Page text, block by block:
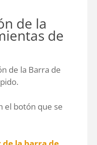
de la
de
de la Barra de
el botón que se